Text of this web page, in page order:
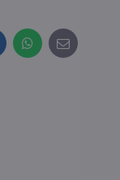
WhatsApp
E-
mail